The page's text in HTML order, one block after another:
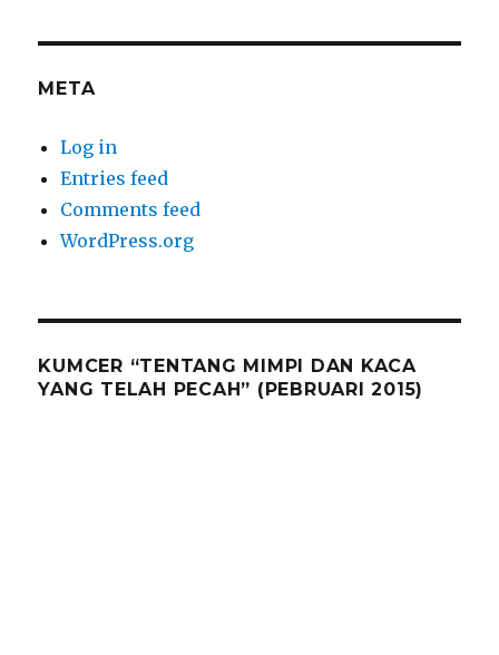
META
Log in
Entries feed
Comments feed
WordPress.org
KUMCER “TENTANG MIMPI DAN KACA
YANG TELAH PECAH” (PEBRUARI 2015)